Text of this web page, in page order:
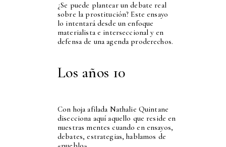
¿Se puede plantear un debate real
sobre la prostitución? Este ensayo
lo intentará desde un enfoque
materialista e interseccional y en
defensa de una agenda proderechos.
Los años 10
Con hoja afilada Nathalie Quintane
disecciona aquí aquello que reside en
nuestras mentes cuando en ensayos,
debates, estrategias, hablamos de